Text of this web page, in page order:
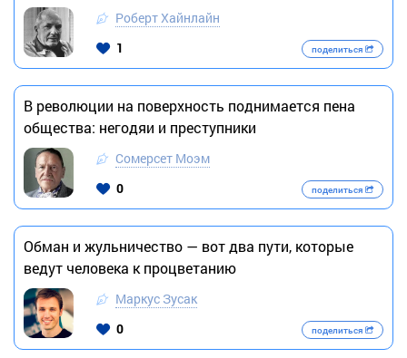
Роберт Хайнлайн
1
поделиться
В революции на поверхность поднимается пена
общества: негодяи и преступники
Сомерсет Моэм
0
поделиться
Обман и жульничество — вот два пути, которые
ведут человека к процветанию
Маркус Зусак
0
поделиться